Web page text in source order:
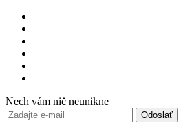
Nech vám nič neunikne
Odoslať